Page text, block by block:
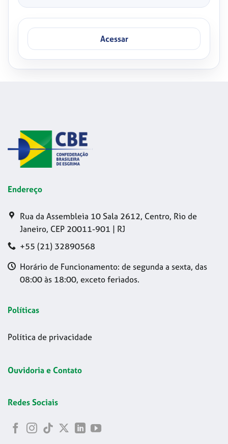
Acessar
Endereço
Rua da Assembleia 10 Sala 2612, Centro, Rio de
Janeiro, CEP 20011-901 | RJ
+55 (21) 32890568
Horário de Funcionamento: de segunda a sexta, das
08:00 às 18:00, exceto feriados.
Políticas
Política de privacidade
Ouvidoria e Contato
Redes Sociais